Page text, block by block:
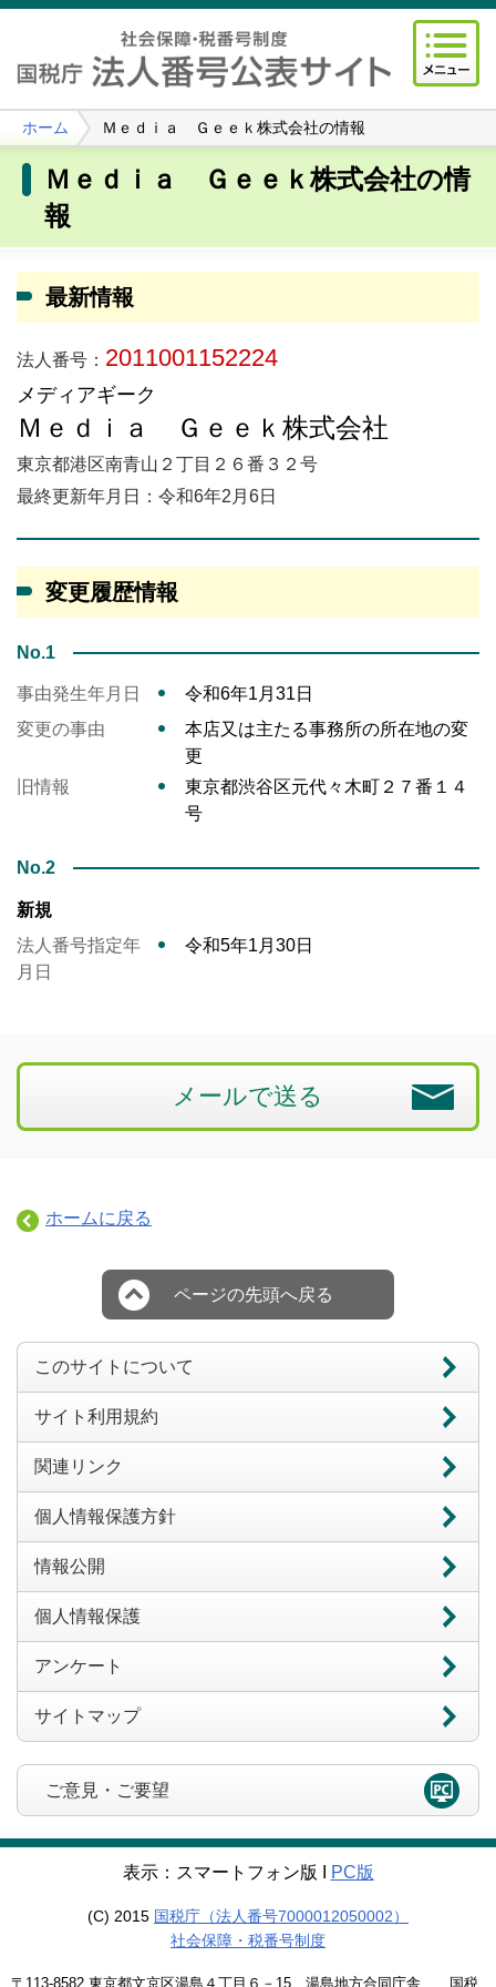
ホーム Ｍｅｄｉａ Ｇｅｅｋ株式会社の情報
Ｍｅｄｉａ Ｇｅｅｋ株式会社の情
報
最新情報
法人番号： 2011001152224
メディアギーク
Ｍｅｄｉａ Ｇｅｅｋ株式会社
東京都港区南青山２丁目２６番３２号
最終更新年月日：令和6年2月6日
変更履歴情報
No.1
事由発生年月日
令和6年1月31日
変更の事由
本店又は主たる事務所の所在地の変
更
旧情報
東京都渋谷区元代々木町２７番１４
号
No.2
新規
法人番号指定年
月日
令和5年1月30日
メールで送る
ホームに戻る
ページの先頭へ戻る
このサイトについて
サイト利用規約
関連リンク
個人情報保護方針
情報公開
個人情報保護
アンケート
サイトマップ
ご意見・ご要望
表示：スマートフォン版 Ι PC版
(C) 2015 国税庁（法人番号7000012050002）
社会保障・税番号制度
〒113-8582 東京都文京区湯島４丁目６－15 湯島地方合同庁舎 国税